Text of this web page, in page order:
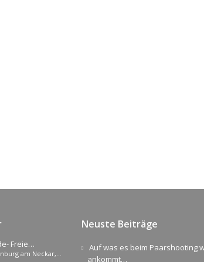
Freie
am Neckar,
Neuste Beiträge
Auf was es beim Paarshooting
ankommt…